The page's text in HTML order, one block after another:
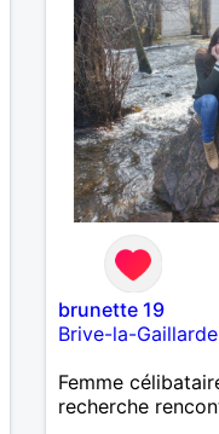
brunette 19
Brive-la-Gaillarde
Femme
recherche